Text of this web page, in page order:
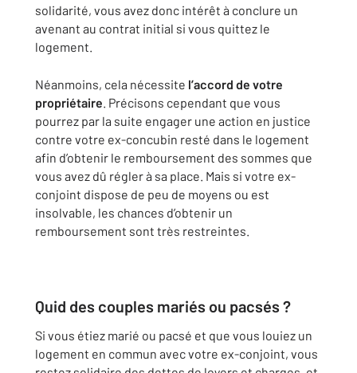
solidarité, vous avez donc intérêt à conclure un
avenant au contrat initial si vous quittez le
logement.
Néanmoins, cela nécessite l’accord de votre
propriétaire. Précisons cependant que vous
pourrez par la suite engager une action en justice
contre votre ex-concubin resté dans le logement
afin d’obtenir le remboursement des sommes que
vous avez dû régler à sa place. Mais si votre ex-
conjoint dispose de peu de moyens ou est
insolvable, les chances d’obtenir un
remboursement sont très restreintes.
Quid des couples mariés ou pacsés ?
Si vous étiez marié ou pacsé et que vous louiez un
logement en commun avec votre ex-conjoint, vous